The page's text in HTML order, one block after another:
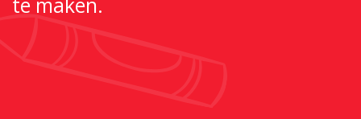
Werken bij PIT